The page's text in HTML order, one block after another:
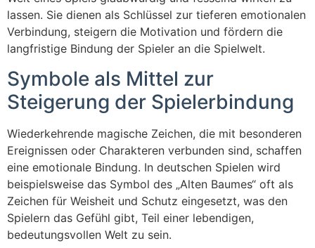
lassen. Sie dienen als Schlüssel zur tieferen emotionalen
Verbindung, steigern die Motivation und fördern die
langfristige Bindung der Spieler an die Spielwelt.
Symbole als Mittel zur
Steigerung der Spielerbindung
Wiederkehrende magische Zeichen, die mit besonderen
Ereignissen oder Charakteren verbunden sind, schaffen
eine emotionale Bindung. In deutschen Spielen wird
beispielsweise das Symbol des „Alten Baumes“ oft als
Zeichen für Weisheit und Schutz eingesetzt, was den
Spielern das Gefühl gibt, Teil einer lebendigen,
bedeutungsvollen Welt zu sein.